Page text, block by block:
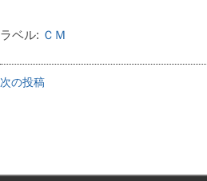
ラベル: ＣＭ
次の投稿